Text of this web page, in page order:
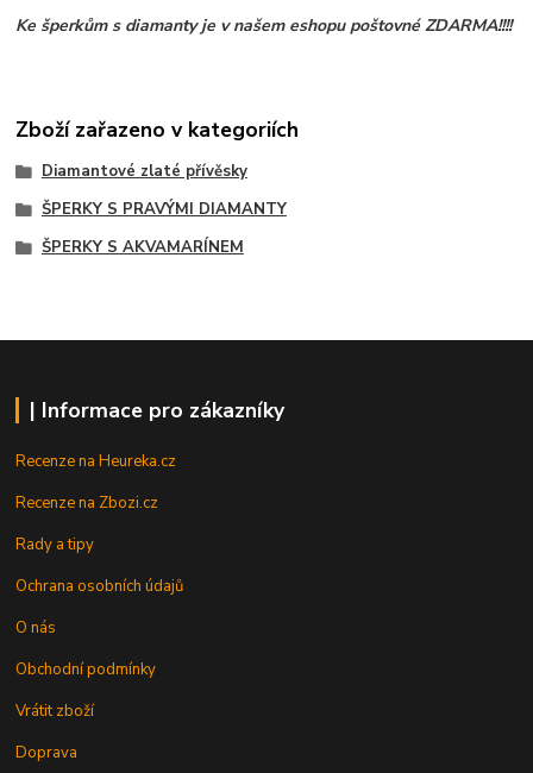
Ke šperkům s diamanty je v našem eshopu poštovné ZDARMA!!!!
Zboží zařazeno v kategoriích
Diamantové zlaté přívěsky
ŠPERKY S PRAVÝMI DIAMANTY
ŠPERKY S AKVAMARÍNEM
| Informace pro zákazníky
Recenze na Heureka.cz
Recenze na Zbozi.cz
Rady a tipy
Ochrana osobních údajů
O nás
Obchodní podmínky
Vrátit zboží
Doprava